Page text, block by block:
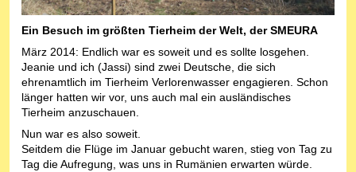
Ein Besuch im größten Tierheim der Welt, der SMEURA
März 2014: Endlich war es soweit und es sollte losgehen.
Jeanie und ich (Jassi) sind zwei Deutsche, die sich
ehrenamtlich im Tierheim Verlorenwasser engagieren. Schon
länger hatten wir vor, uns auch mal ein ausländisches
Tierheim anzuschauen.
Nun war es also soweit.
Seitdem die Flüge im Januar gebucht waren, stieg von Tag zu
Tag die Aufregung, was uns in Rumänien erwarten würde.